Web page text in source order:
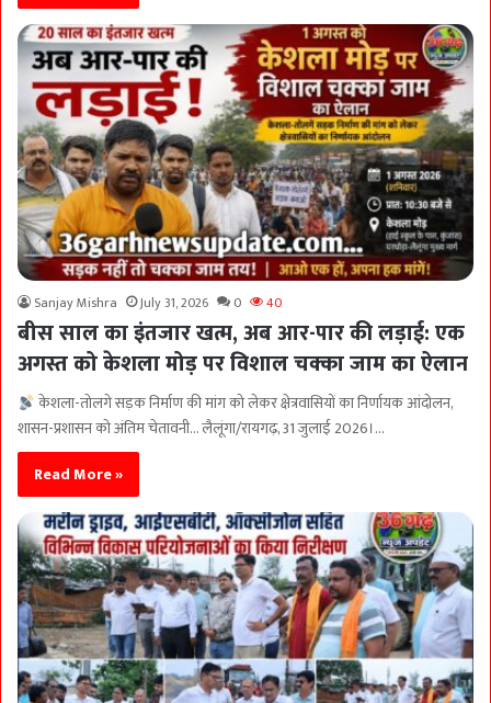
Sanjay Mishra July 31, 2026 0 40
बीस साल का इंतजार खत्म, अब आर-पार की लड़ाई: एक
अगस्त को केशला मोड़ पर विशाल चक्का जाम का ऐलान
केशला-तोलगे सड़क निर्माण की मांग को लेकर क्षेत्रवासियों का निर्णायक आंदोलन,
शासन-प्रशासन को अंतिम चेतावनी… लैलूंगा/रायगढ़, 31 जुलाई 2026।…
Read More »